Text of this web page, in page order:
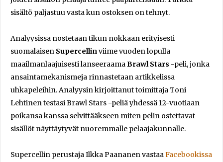
sisältö paljastuu vasta kun ostoksen on tehnyt.
Analyysissa nostetaan tikun nokkaan erityisesti
suomalaisen Supercellin viime vuoden lopulla
maailmanlaajuisesti lanseeraama Brawl Stars -peli, jonka
ansaintamekanismeja rinnastetaan artikkelissa
uhkapeleihin. Analyysin kirjoittanut toimittaja Toni
Lehtinen testasi Brawl Stars -peliä yhdessä 12-vuotiaan
poikansa kanssa selvittääkseen miten pelin ostettavat
sisällöt näyttäytyvät nuoremmalle pelaajakunnalle.
Supercellin perustaja Ilkka Paananen vastaa Facebookissa